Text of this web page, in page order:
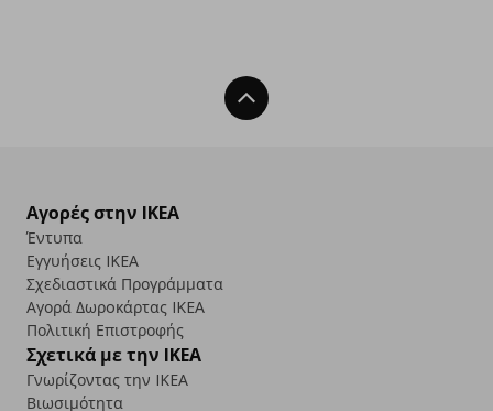
Back To Top
Αγορές στην IKEA
Έντυπα
Εγγυήσεις IKEA
Σχεδιαστικά Προγράμματα
Αγορά Δωρoκάρτας IKEA
Πολιτική Επιστροφής
Σχετικά με την IKEA
Γνωρίζοντας την IKEA
Βιωσιμότητα